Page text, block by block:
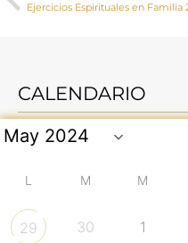
CALENDARIO
L M M
29 30 1